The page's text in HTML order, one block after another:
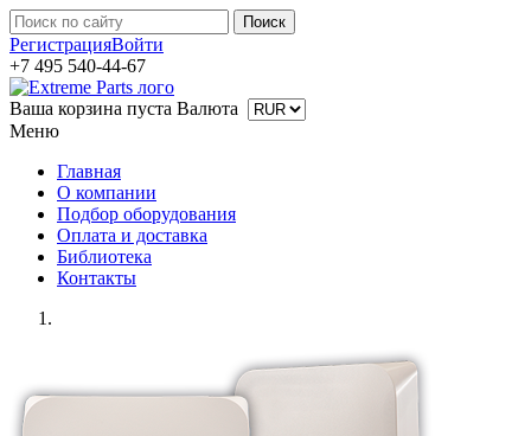
РегистрацияВойти
+7 495 540-44-67
Ваша корзина пуста Валюта
Меню
Главная
О компании
Подбор оборудования
Оплата и доставка
Библиотека
Контакты